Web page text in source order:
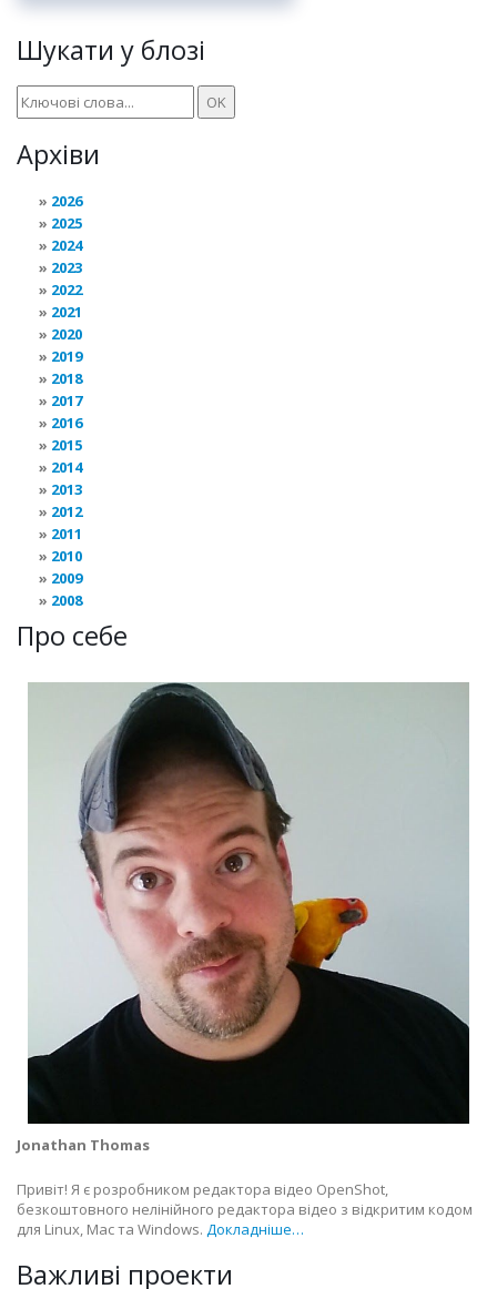
Шукати у блозі
Архіви
2026
2025
2024
2023
2022
2021
2020
2019
2018
2017
2016
2015
2014
2013
2012
2011
2010
2009
2008
Про себе
Jonathan Thomas
Привіт! Я є розробником редактора відео OpenShot,
безкоштовного нелінійного редактора відео з відкритим кодом
для Linux, Mac та Windows. Докладніше…
Важливі проекти